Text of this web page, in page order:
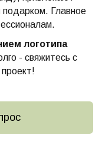
подарком. Главное
логотипа
- свяжитесь с